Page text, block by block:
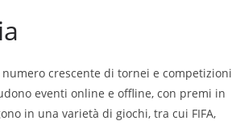
crescente di tornei e competizioni
eventi online e offline, con premi in
in una varietà di giochi, tra cui FIFA,